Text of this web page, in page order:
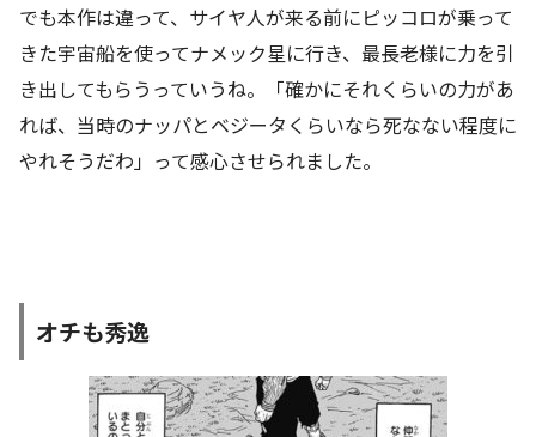
でも本作は違って、サイヤ人が来る前にピッコロが乗って
きた宇宙船を使ってナメック星に行き、最長老様に力を引
き出してもらうっていうね。「確かにそれくらいの力があ
れば、当時のナッパとベジータくらいなら死なない程度に
やれそうだわ」って感心させられました。
オチも秀逸